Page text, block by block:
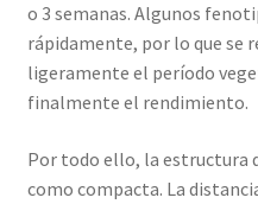
o 3 semanas. Algunos
rápidamente, por lo que se
ligeramente el período
finalmente el rendimiento.
Por todo ello, la estructura
como compacta. La